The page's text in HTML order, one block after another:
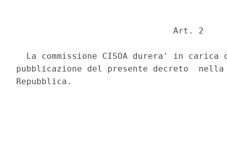
                               Art. 2
La commissione CISOA durera' in carica
pubblicazione del presente decreto